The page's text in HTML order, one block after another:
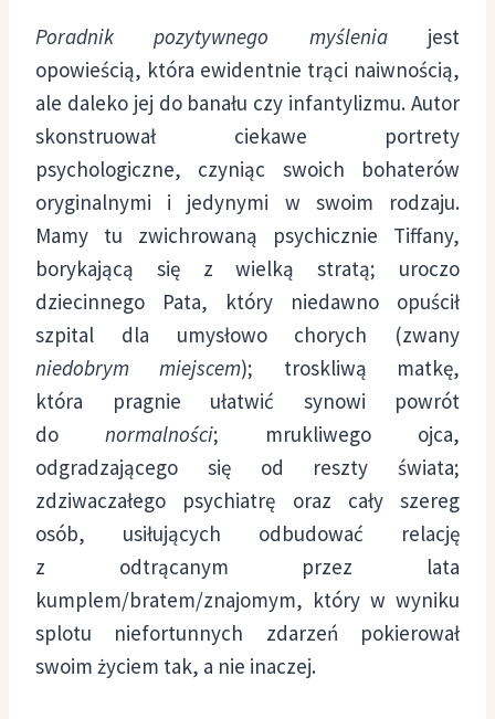
Poradnik pozytywnego myśleniajest
opowieścią, która ewidentnie trąci naiwnością,
ale daleko jej do banału czy infantylizmu. Autor
skonstruował ciekawe portrety
psychologiczne, czyniąc swoich bohaterów
oryginalnymi i jedynymi w swoim rodzaju.
Mamy tu zwichrowaną psychicznie Tiffany,
borykającą się z wielką stratą; uroczo
dziecinnego Pata, który niedawno opuścił
szpital dla umysłowo chorych (zwany
niedobrym miejscem); troskliwą matkę,
która pragnie ułatwić synowi powrót
do normalności; mrukliwego ojca,
odgradzającego się od reszty świata;
zdziwaczałego psychiatrę oraz cały szereg
osób, usiłujących odbudować relację
z odtrącanym przez lata
kumplem/bratem/znajomym, który w wyniku
splotu niefortunnych zdarzeń pokierował
swoim życiem tak, a nie inaczej.